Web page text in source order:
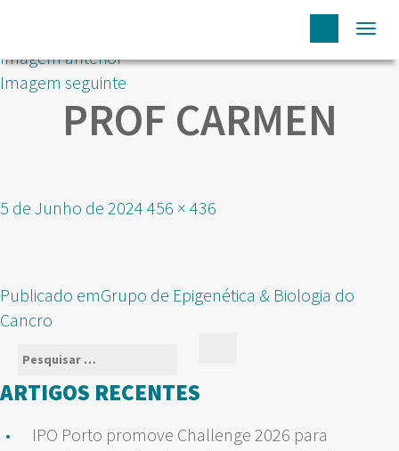
Imagem anterior
Imagem seguinte
PROF CARMEN
Publicado
5 de Junho de 2024 Tamanho
456 × 436
NAVEGAÇÃO
DE
ARTIGOS
Publicado emGrupo de Epigenética & Biologia do
Cancro
Pesquisar
por:
ARTIGOS RECENTES
IPO Porto promove Challenge 2026 para